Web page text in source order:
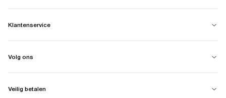
Klantenservice
Volg ons
Veilig betalen